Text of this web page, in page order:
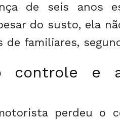
de seis anos
do susto, ela
familiares,
controle e
perdeu o